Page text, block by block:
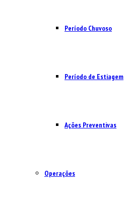
Período Chuvoso
Período de Estiagem
Ações Preventivas
Operações